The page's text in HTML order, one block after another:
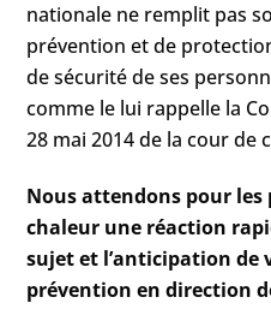
nationale ne remplit pas
prévention et de
de sécurité de ses
comme le lui rappelle la
28 mai 2014 de la cour de
Nous attendons pour les
chaleur une réaction
sujet et l’anticipation de
prévention en direction